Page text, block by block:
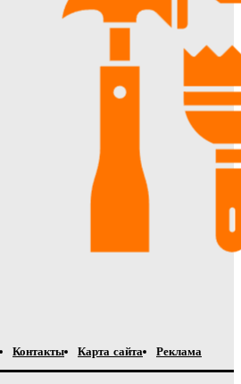
Контакты Карта сайта Реклама